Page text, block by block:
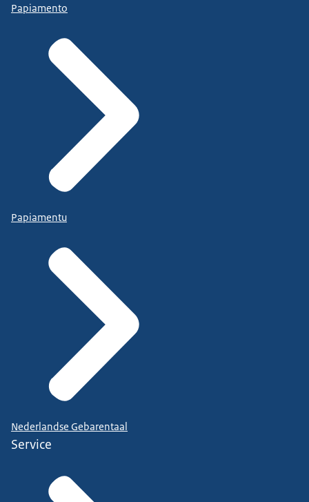
Papiamento
Papiamentu
Nederlandse Gebarentaal
Service